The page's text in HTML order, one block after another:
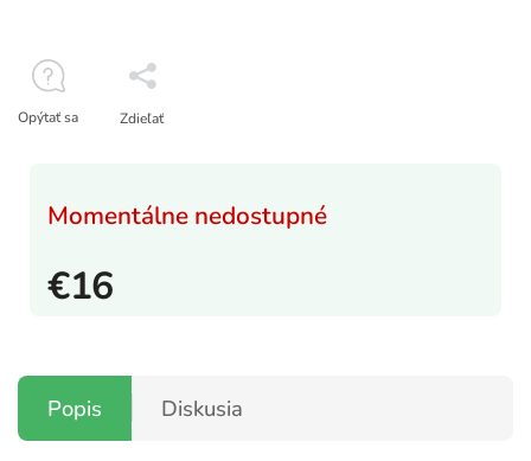
€16
Momentálne nedostupné
Opýtať sa Zdieľať
Popis Diskusia